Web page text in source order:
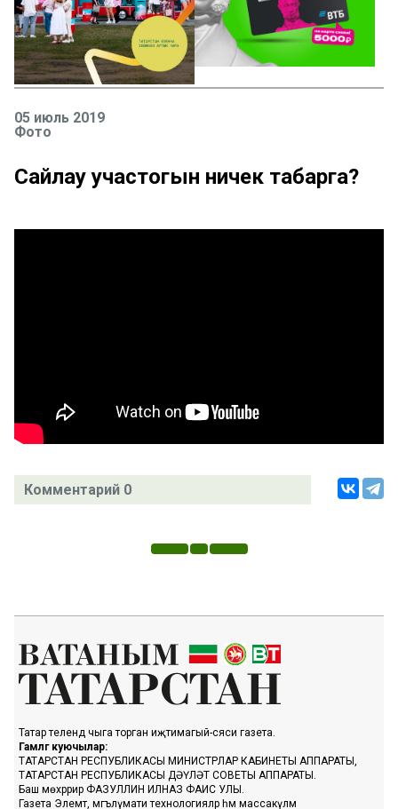
05 июль 2019
Фото
Сайлау участогын ничек табарга?
Комментарий 0
Татар телендә чыга торган иҗтимагый-сәяси газета.
Гамәлгә куючылар:
ТАТАРСТАН РЕСПУБЛИКАСЫ МИНИСТРЛАР КАБИНЕТЫ АППАРАТЫ,
ТАТАРСТАН РЕСПУБЛИКАСЫ ДӘҮЛӘТ СОВЕТЫ АППАРАТЫ.
Баш мөхәррир ФАЗУЛЛИН ИЛНАЗ ФАИС УЛЫ.
Газета Элемтә, мәгълүмати технологияләр һәм массакүләм